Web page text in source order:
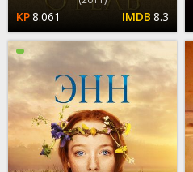
8.061 8.3